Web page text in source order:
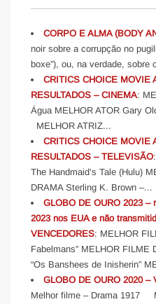
CORPO E ALMA (BODY
noir sobre a corrupção no
boxe”), ou, na verdade, sobre
CRITICS CHOICE MOVIE
RESULTADOS – CINEMA:
Água MELHOR ATOR Gary
MELHOR ATRIZ...
CRITICS CHOICE MOVIE
RESULTADOS – TELEVISÃO
The Handmaid’s Tale (Hulu)
DRAMA Sterling K. Brown –...
GLOBO DE OURO 2023 –
2023 nos EUA e não
VENCEDORES: MELHOR
Fabelmans” MELHOR FILME
“Os Banshees de Inisherin”
GLOBO DE OURO 2020 –
Melhor filme – Drama 1917